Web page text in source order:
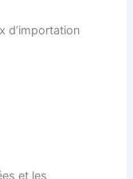
d’importation
et les